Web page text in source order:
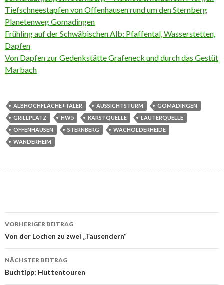
Tiefschneestapfen von Offenhausen rund um den Sternberg
Planetenweg Gomadingen
Frühling auf der Schwäbischen Alb: Pfaffental, Wasserstetten,
Dapfen
Von Dapfen zur Gedenkstätte Grafeneck und durch das Gestüt
Marbach
ALBHOCHFLÄCHE+TÄLER AUSSICHTSTURM
GOMADINGEN
GRILLPLATZ
HW5 KARSTQUELLE
LAUTERQUELLE
OFFENHAUSEN
STERNBERG
WACHOLDERHEIDE
WANDERHEIM
Beitrags-
Navigation
VORHERIGER BEITRAG
Von der Lochen zu zwei „Tausendern“
NÄCHSTER BEITRAG
Buchtipp: Hüttentouren